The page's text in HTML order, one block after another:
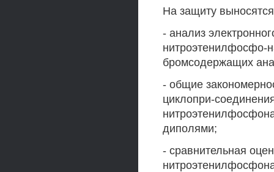
На защиту
- анализ
нитроэтенилфосфо-
бромсодержащих
- общие
циклопри-
диполями;
- сравнительная